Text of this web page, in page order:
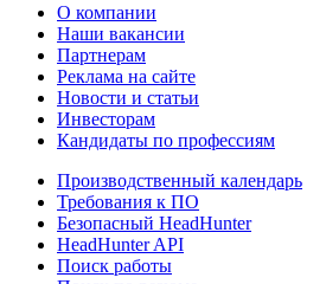
О компании
Наши вакансии
Партнерам
Реклама на сайте
Новости и статьи
Инвесторам
Кандидаты по профессиям
Производственный календарь
Требования к ПО
Безопасный HeadHunter
HeadHunter API
Поиск работы